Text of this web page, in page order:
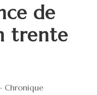
de
trente
Chronique